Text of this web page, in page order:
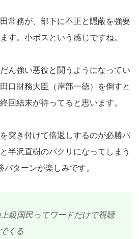
常務が、部下に不正と隠蔽を強要
す。小ボスという感じですね。
ん強い悪役と闘うようになってい
口財務大臣（岸部一徳）を倒すと
回結末が待ってると思います。
突き付けて倍返しするのが必勝パ
半沢直樹のパクリになってしまう
ターンが楽しみです。
級国民ってワードだけで視聴
くる